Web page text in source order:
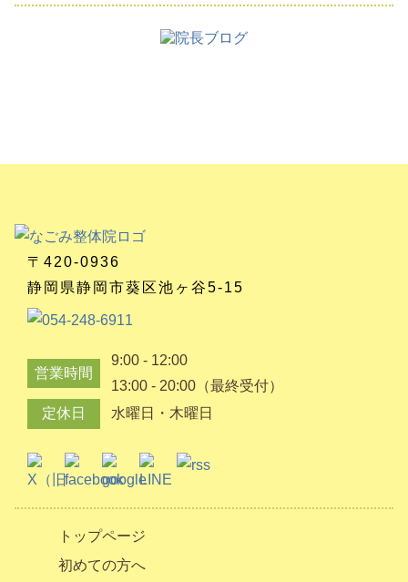
〒420-0936
静岡県静岡市葵区池ヶ谷5-15
営業時間
9:00 - 12:00
13:00 - 20:00（最終受付）
定休日
水曜日・木曜日
トップページ
初めての方へ